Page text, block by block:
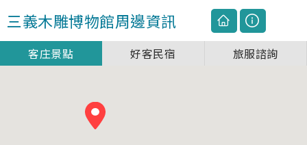
三義木雕博物館周邊資訊
客庄景點 好客民宿 旅服諮詢